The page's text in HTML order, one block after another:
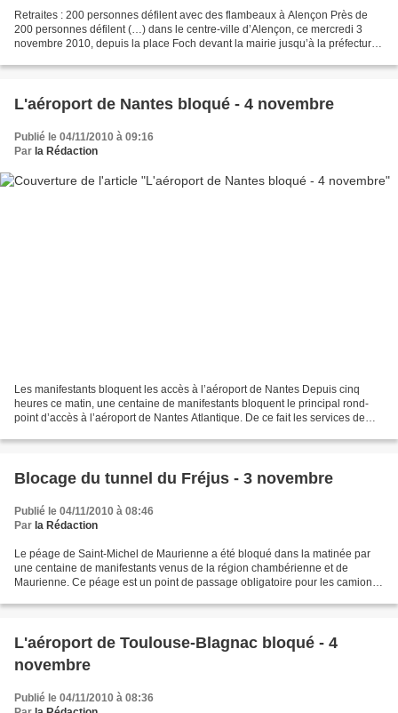
Retraites : 200 personnes défilent avec des flambeaux à Alençon Près de
200 personnes défilent (…) dans le centre-ville d’Alençon, ce mercredi 3
novembre 2010, depuis la place Foch devant la mairie jusqu’à la préfecture.
L'aéroport de Nantes bloqué - 4 novembre
Publié le 04/11/2010 à 09:16
Par la Rédaction
Les manifestants bloquent les accès à l’aéroport de Nantes Depuis cinq
heures ce matin, une centaine de manifestants bloquent le principal rond-
point d’accès à l’aéroport de Nantes Atlantique. De ce fait les services de
Blocage du tunnel du Fréjus - 3 novembre
Publié le 04/11/2010 à 08:46
Par la Rédaction
Le péage de Saint-Michel de Maurienne a été bloqué dans la matinée par
une centaine de manifestants venus de la région chambérienne et de
Maurienne. Ce péage est un point de passage obligatoire pour les camions
L'aéroport de Toulouse-Blagnac bloqué - 4
novembre
Publié le 04/11/2010 à 08:36